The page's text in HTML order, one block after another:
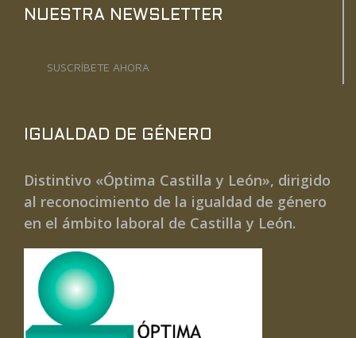
NUESTRA NEWSLETTER
SUSCRÍBETE AHORA
IGUALDAD DE GÉNERO
Distintivo «Óptima Castilla y León», dirigido
al reconocimiento de la igualdad de género
en el ámbito laboral de Castilla y León.